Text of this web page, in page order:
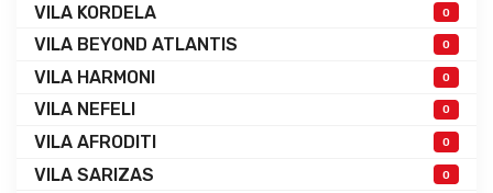
VILA KORDELA 0
VILA BEYOND ATLANTIS 0
VILA HARMONI 0
VILA NEFELI 0
VILA AFRODITI 0
VILA SARIZAS 0